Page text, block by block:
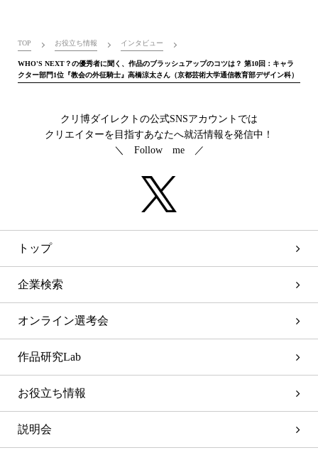
TOP お役立ち情報 インタビュー
WHO'S NEXT？の優秀者に聞く、作品のブラッシュアップのコツは？ 第10回：キャラ
クター部門1位『教会の外征騎士』高橋涼太さん（京都芸術大学通信教育部デザイン科）
クリ博ダイレクトの公式SNSアカウントでは
クリエイターを目指すあなたへ就活情報を発信中！
＼ Follow me ／
トップ
企業検索
オンライン選考会
作品研究Lab
お役立ち情報
説明会